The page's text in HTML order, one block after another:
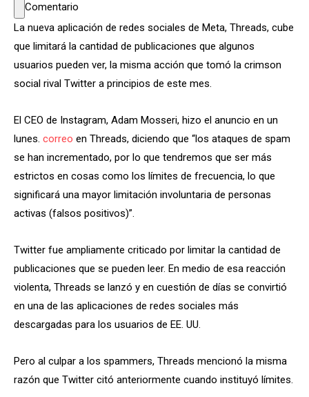
Comentario
La nueva aplicación de redes sociales de Meta, Threads, cube
que limitará la cantidad de publicaciones que algunos
usuarios pueden ver, la misma acción que tomó la crimson
social rival Twitter a principios de este mes.
El CEO de Instagram, Adam Mosseri, hizo el anuncio en un
lunes. correo en Threads, diciendo que “los ataques de spam
se han incrementado, por lo que tendremos que ser más
estrictos en cosas como los límites de frecuencia, lo que
significará una mayor limitación involuntaria de personas
activas (falsos positivos)”.
Twitter fue ampliamente criticado por limitar la cantidad de
publicaciones que se pueden leer. En medio de esa reacción
violenta, Threads se lanzó y en cuestión de días se convirtió
en una de las aplicaciones de redes sociales más
descargadas para los usuarios de EE. UU.
Pero al culpar a los spammers, Threads mencionó la misma
razón que Twitter citó anteriormente cuando instituyó límites.